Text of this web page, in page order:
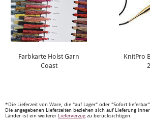
Farbkarte Holst Garn
Coast
KnitPro
*Die Lieferzeit von Ware, die "auf Lager" oder "Sofort
Die angegebenen Lieferzeiten beziehen sich auf Lieferung
Länder ist ein weiterer Lieferverzug zu berücksichtigen.